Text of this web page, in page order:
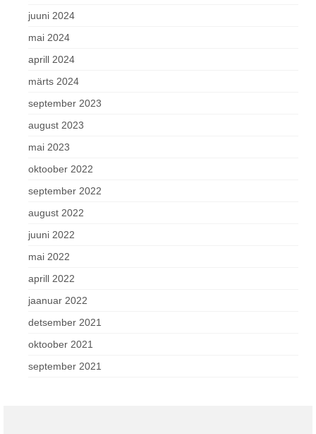
juuni 2024
mai 2024
aprill 2024
märts 2024
september 2023
august 2023
mai 2023
oktoober 2022
september 2022
august 2022
juuni 2022
mai 2022
aprill 2022
jaanuar 2022
detsember 2021
oktoober 2021
september 2021